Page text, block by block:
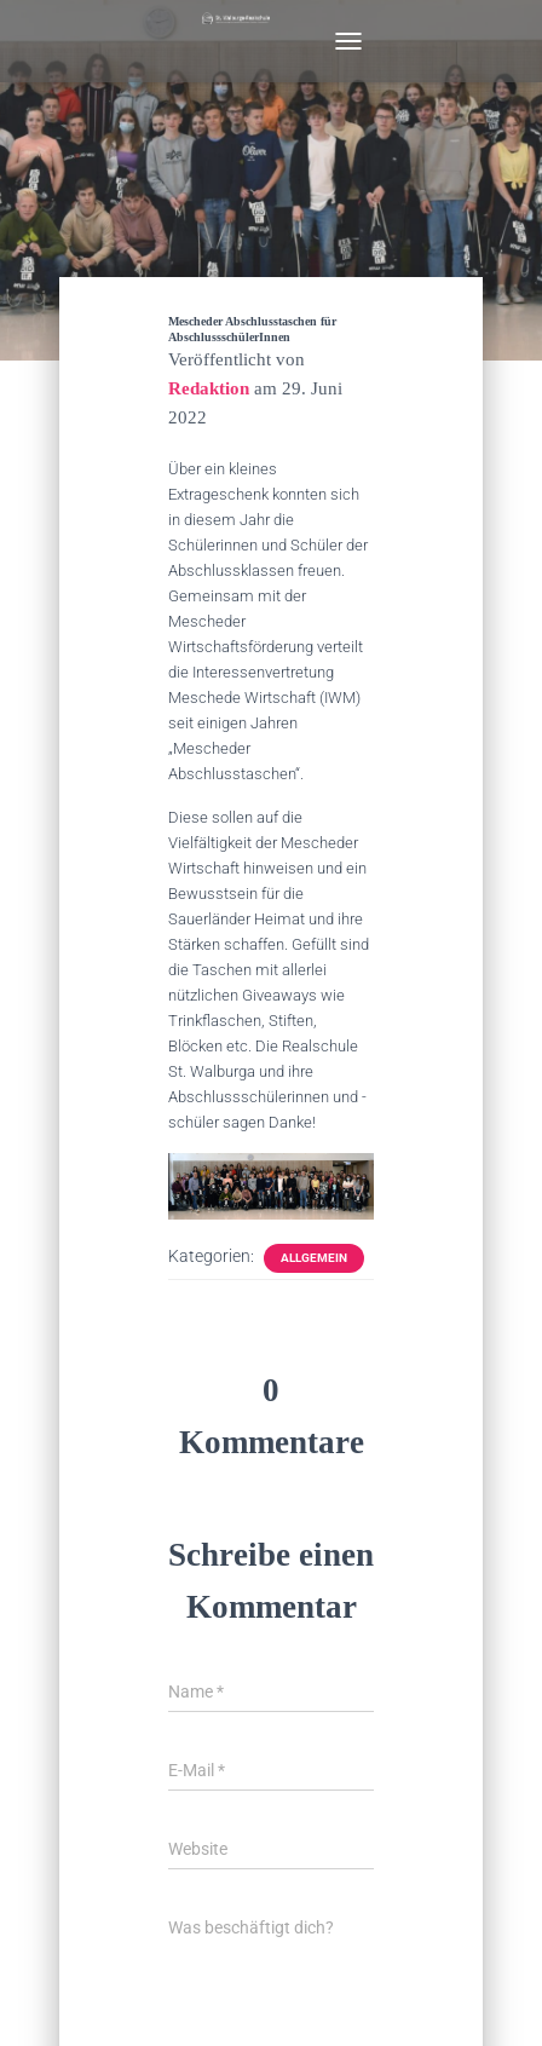
A
V
I
G
A
T
O
N
N
Mescheder Abschlusstaschen für
AbschlussschülerInnen
Veröffentlicht von
Redaktion am 29. Juni
2022
Über ein kleines
Extrageschenk konnten sich
in diesem Jahr die
Schülerinnen und Schüler der
Abschlussklassen freuen.
Gemeinsam mit der
Mescheder
Wirtschaftsförderung verteilt
die Interessenvertretung
Meschede Wirtschaft (IWM)
seit einigen Jahren
„Mescheder
Abschlusstaschen“.
Diese sollen auf die
Vielfältigkeit der Mescheder
Wirtschaft hinweisen und ein
Bewusstsein für die
Sauerländer Heimat und ihre
Stärken schaffen. Gefüllt sind
die Taschen mit allerlei
nützlichen Giveaways wie
Trinkflaschen, Stiften,
Blöcken etc. Die Realschule
St. Walburga und ihre
Abschlussschülerinnen und -
schüler sagen Danke!
Kategorien: ALLGEMEIN
0
Kommentare
Schreibe einen
Kommentar
Name*
E-Mail *
Website
Was beschäftigt dich?